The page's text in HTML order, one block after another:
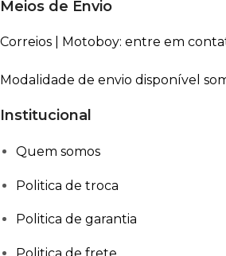
Meios de Envio
Correios | Motoboy: entre em
Modalidade de envio disponível
Institucional
Quem somos
Politica de troca
Politica de garantia